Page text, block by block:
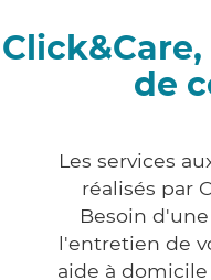
de
Les services
réalisés par
Besoin
l'entretien de
aide à